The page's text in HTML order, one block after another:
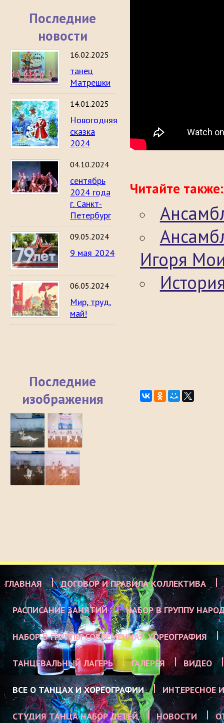
Последние
новости
16.02.2025
танец
Матрешки
14.01.2025
Новогодняя
сказка
2024
04.10.2024
сентябрь
2024 года
г. Санкт-
Петербург
09.05.2024
9 мая 2024
06.05.2024
Мир, труд,
май!
Последние
изображения
Читайте также:
Игоря
ГЛАВНАЯ ДОГОВОР И ПРАВИЛА КОЛЛЕКТИВА
РАСПИСАНИЕ ЗАНЯТИЙ НАБОР В ГРУППУ
НАБОР В ГРУППЫ СОВРЕМЕННАЯ ХОРЕОГРАФИЯ
ТАНЦЕВАЛЬНЫЙ ЛАГЕРЬ ГАЛЕРЕЯ ВИДЕО
ВСЕ О ТАНЦАХ И ХОРЕОГРАФИИ ИНТЕРЕСНОЕ
СТУДИЯ ТАНЦА НАБОР ДЕТЕЙ НОВОСТИ